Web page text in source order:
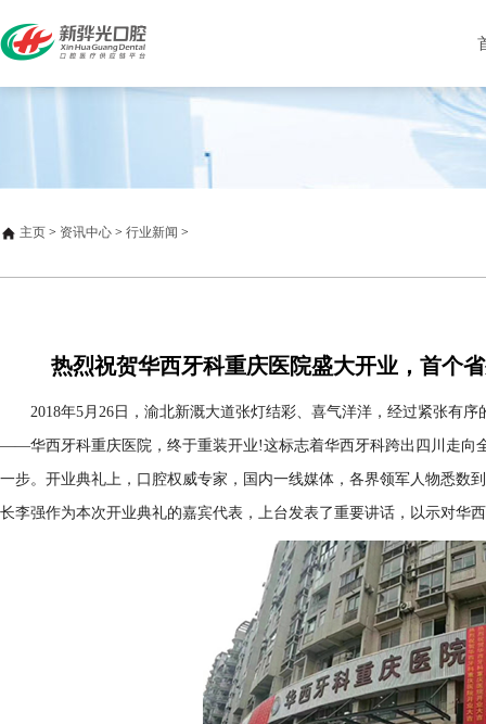
主页 > 资讯中心 > 行业新闻 >
热烈祝贺华西牙科重庆医院盛大开业，首个
2018年5月26日，渝北新溉大道张灯结彩、喜气洋洋，经过紧张有序
——华西牙科重庆医院，终于重装开业!这标志着华西牙科跨出四川走向
一步。开业典礼上，口腔权威专家，国内一线媒体，各界领军人物悉数
长李强作为本次开业典礼的嘉宾代表，上台发表了重要讲话，以示对华